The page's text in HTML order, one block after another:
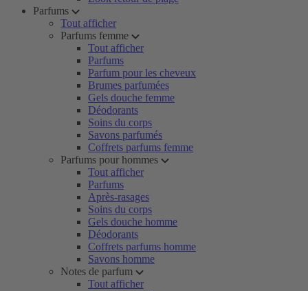
Parfums
Tout afficher
Parfums femme
Tout afficher
Parfums
Parfum pour les cheveux
Brumes parfumées
Gels douche femme
Déodorants
Soins du corps
Savons parfumés
Coffrets parfums femme
Parfums pour hommes
Tout afficher
Parfums
Après-rasages
Soins du corps
Gels douche homme
Déodorants
Coffrets parfums homme
Savons homme
Notes de parfum
Tout afficher